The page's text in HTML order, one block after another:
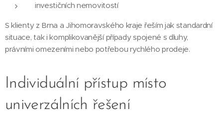
investičních nemovitostí
S klienty z Brna a Jihomoravského kraje řeším jak standardní
situace, tak i komplikovanější případy spojené s dluhy,
právními omezeními nebo potřebou rychlého prodeje.
Individuální přístup místo
univerzálních řešení